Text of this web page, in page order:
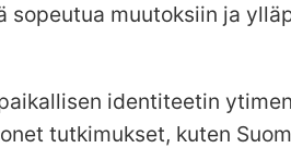
sopeutua muutoksiin ja
identiteetin
tutkimukset, kuten